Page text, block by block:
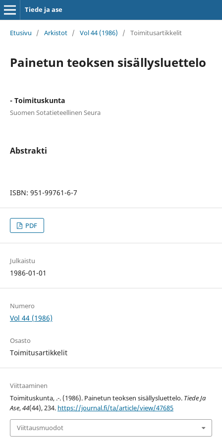
Tiede ja ase
Etusivu / Arkistot / Vol 44 (1986) / Toimitusartikkelit
Painetun teoksen sisällysluettelo
- Toimituskunta
Suomen Sotatieteellinen Seura
Abstrakti
ISBN: 951-99761-6-7
PDF
Julkaistu
1986-01-01
Numero
Vol 44 (1986)
Osasto
Toimitusartikkelit
Viittaaminen
Toimituskunta, .-. (1986). Painetun teoksen sisällysluettelo. Tiede Ja
Ase,44(44), 234. https://journal.fi/ta/article/view/47685
Viittausmuodot